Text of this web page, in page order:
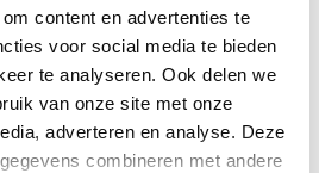
content en advertenties te
voor social media te bieden
te analyseren. Ook delen we
van onze site met onze
adverteren en analyse. Deze
combineren met andere
zo'n 20 tot 30 jaar oud
een prachtig plekje en een prima
lukken.
tijd naar de webcam van de
dan ook goed op de